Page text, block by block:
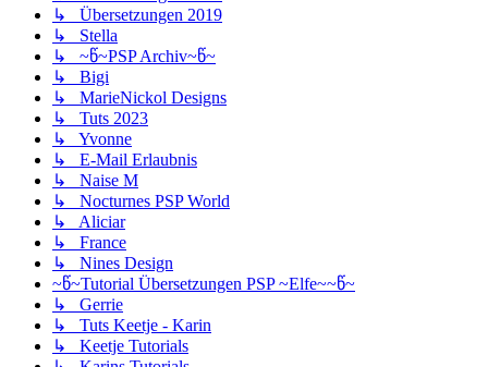
↳ Übersetzungen 2019
↳ Stella
↳ ~წ~PSP Archiv~წ~
↳ Bigi
↳ MarieNickol Designs
↳ Tuts 2023
↳ Yvonne
↳ E-Mail Erlaubnis
↳ Naise M
↳ Nocturnes PSP World
↳ Aliciar
↳ France
↳ Nines Design
~წ~Tutorial Übersetzungen PSP ~Elfe~~წ~
↳ Gerrie
↳ Tuts Keetje - Karin
↳ Keetje Tutorials